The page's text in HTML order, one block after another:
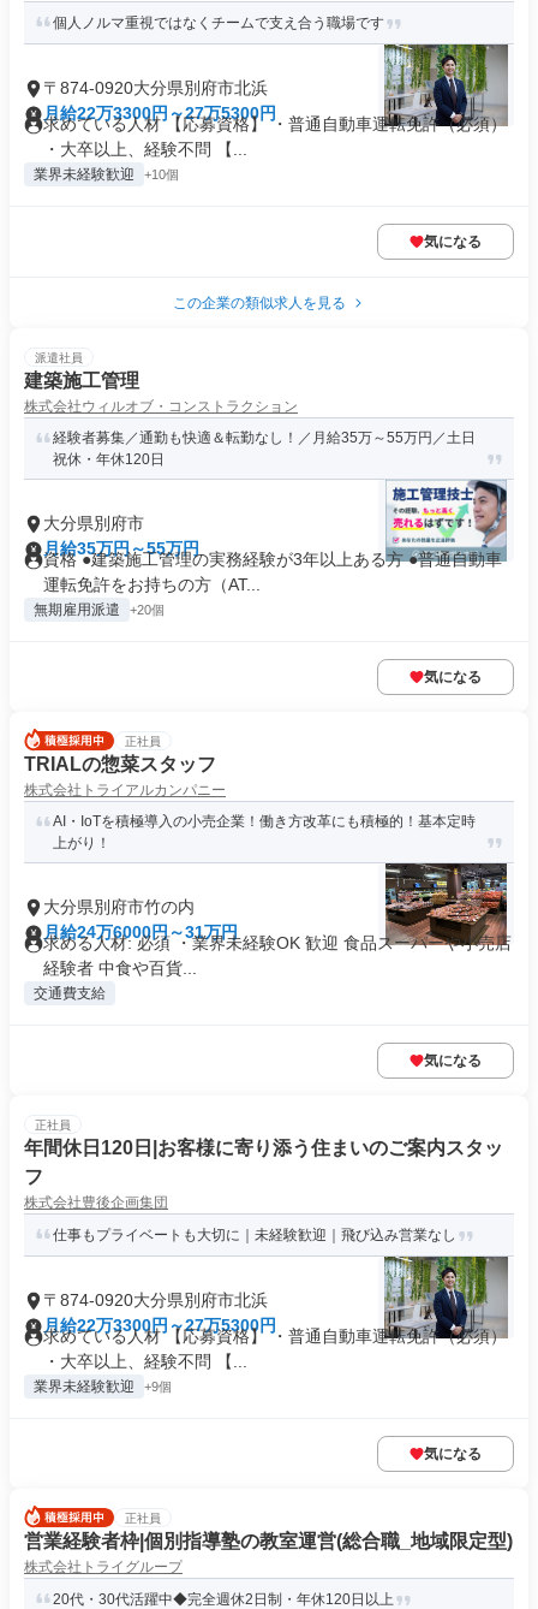
個人ノルマ重視ではなくチームで支え合う職場です
〒874-0920大分県別府市北浜
月給22万3300円～27万5300円
求めている人材 【応募資格】 ・普通自動車運転免許（必須）
・大卒以上、経験不問 【...
業界未経験歓迎 +10個
気になる
この企業の類似求人を見る
派遣社員
建築施工管理
株式会社ウィルオブ・コンストラクション
経験者募集／通勤も快適＆転勤なし！／月給35万～55万円／土日
祝休・年休120日
大分県別府市
月給35万円～55万円
資格 ●建築施工管理の実務経験が3年以上ある方 ●普通自動車
運転免許をお持ちの方（AT...
無期雇用派遣 +20個
気になる
正社員
TRIALの惣菜スタッフ
株式会社トライアルカンパニー
AI・IoTを積極導入の小売企業！働き方改革にも積極的！基本定時
上がり！
大分県別府市竹の内
月給24万6000円～31万円
求める人材: 必須 ・業界未経験OK 歓迎 食品スーパーや小売店
経験者 中食や百貨...
交通費支給
気になる
正社員
年間休日120日|お客様に寄り添う住まいのご案内スタッ
フ
株式会社豊後企画集団
仕事もプライベートも大切に｜未経験歓迎｜飛び込み営業なし
〒874-0920大分県別府市北浜
月給22万3300円～27万5300円
求めている人材 【応募資格】 ・普通自動車運転免許（必須）
・大卒以上、経験不問 【...
業界未経験歓迎 +9個
気になる
正社員
営業経験者枠|個別指導塾の教室運営(総合職_地域限定型)
株式会社トライグループ
20代・30代活躍中◆完全週休2日制・年休120日以上